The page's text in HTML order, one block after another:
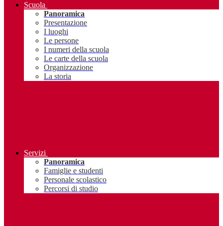
Scuola
Panoramica
Presentazione
I luoghi
Le persone
I numeri della scuola
Le carte della scuola
Organizzazione
La storia
Servizi
Panoramica
Famiglie e studenti
Personale scolastico
Percorsi di studio